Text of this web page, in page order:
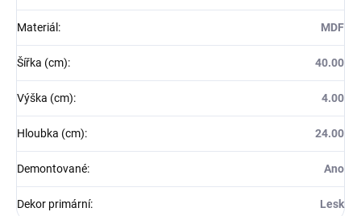
Materiál : MDF
Šířka (cm): 40.00
Výška (cm): 4.00
Hloubka (cm): 24.00
Demontované: Ano
Dekor primární: Lesk